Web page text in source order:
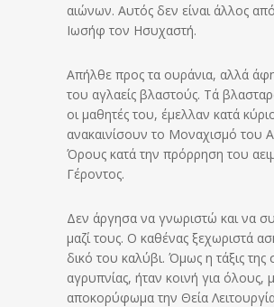
αιώνων. Αυτός δεν είναι άλλος
Ιωσήφ τον Ησυχαστή.
Απήλθε προς τα ουράνια, αλλά
του αγλαείς βλαστούς. Τά
οι μαθητές του, έμελλαν κατά
ανακαινίσουν το Μοναχισμό του
Όρους κατά την πρόρρηση του
Γέροντος.
Δεν άργησα να γνωριστώ και να
μαζί τους. Ο καθένας ξεχωριστά
δικό του καλύβι. Όμως η τάξις της
αγρυπνίας, ήταν κοινή για όλους,
αποκορύφωμα την Θεία